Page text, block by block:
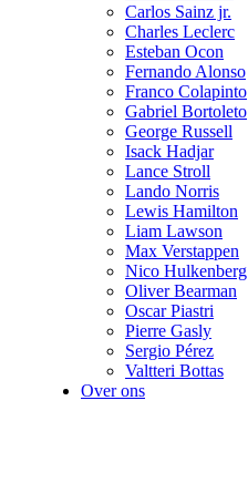
Carlos Sainz jr.
Charles Leclerc
Esteban Ocon
Fernando Alonso
Franco Colapinto
Gabriel Bortoleto
George Russell
Isack Hadjar
Lance Stroll
Lando Norris
Lewis Hamilton
Liam Lawson
Max Verstappen
Nico Hulkenberg
Oliver Bearman
Oscar Piastri
Pierre Gasly
Sergio Pérez
Valtteri Bottas
Over ons